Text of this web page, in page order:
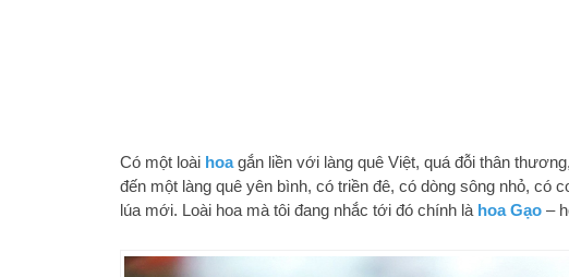
Có một loài hoagắn liền với làng quê Việt, quá đỗi thân
đến một làng quê yên bình, có triền đê, có dòng sông nhỏ,
lúa mới. Loài hoa mà tôi đang nhắc tới đó chính là hoa Gạo –